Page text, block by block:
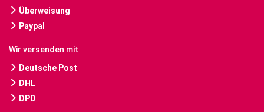
Überweisung
Paypal
Wir versenden mit
Deutsche Post
DHL
DPD